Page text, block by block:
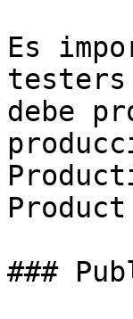
Es
testers
debe
###